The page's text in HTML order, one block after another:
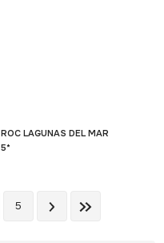
ROC LAGUNAS DEL MAR
5*
5